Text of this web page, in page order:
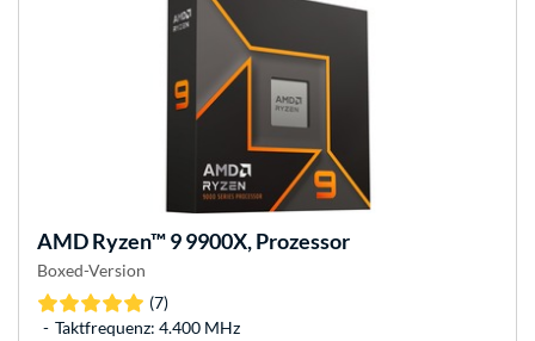
AMDRyzen™ 9 9900X, Prozessor
Boxed-Version
(7)
Taktfrequenz: 4.400 MHz